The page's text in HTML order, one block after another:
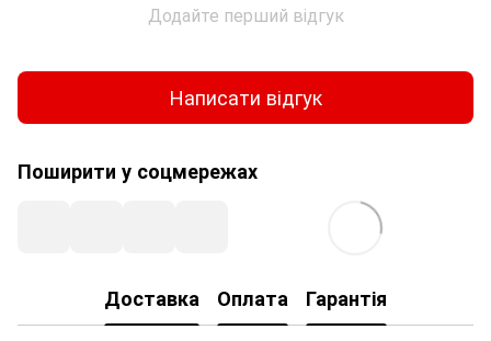
Додайте перший відгук
Написати відгук
Поширити у соцмережах
Доставка Оплата Гарантія